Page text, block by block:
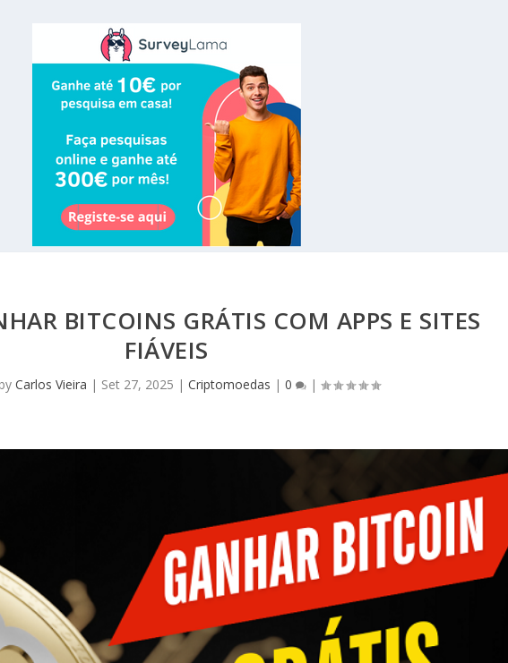
BITCOINS GRÁTIS COM APPS E SITES
FIÁVEIS
Carlos Vieira | Set 27, 2025 | Criptomoedas | 0 |